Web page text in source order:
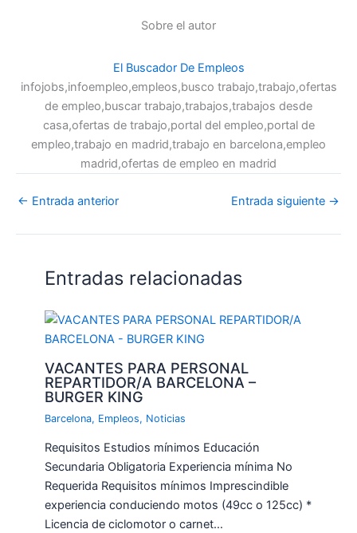
Sobre el autor
El Buscador De Empleos
infojobs,infoempleo,empleos,busco trabajo,trabajo,ofertas
de empleo,buscar trabajo,trabajos,trabajos desde
casa,ofertas de trabajo,portal del empleo,portal de
empleo,trabajo en madrid,trabajo en barcelona,empleo
madrid,ofertas de empleo en madrid
← Entrada anterior Entrada siguiente →
Entradas relacionadas
VACANTES PARA PERSONAL
REPARTIDOR/A BARCELONA –
BURGER KING
Barcelona, Empleos, Noticias
Requisitos Estudios mínimos Educación
Secundaria Obligatoria Experiencia mínima No
Requerida Requisitos mínimos Imprescindible
experiencia conduciendo motos (49cc o 125cc) *
Licencia de ciclomotor o carnet…